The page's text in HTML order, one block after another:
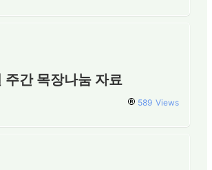
간 목장나눔 자료
589 Views